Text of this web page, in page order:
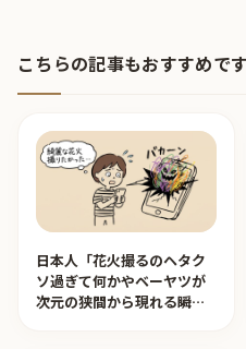
こちらの記事もおすすめです
日本人「花火撮るのヘタク
ソ過ぎて何かやベーヤツが
次元の狭間から現れる瞬間